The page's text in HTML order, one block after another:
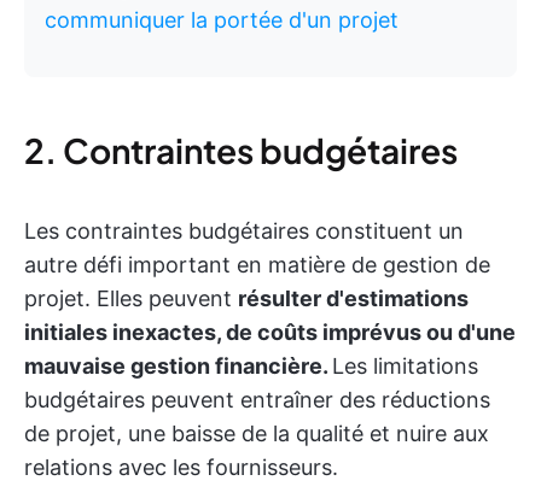
communiquer la portée d'un projet
2. Contraintes budgétaires
Les contraintes budgétaires constituent un
autre défi important en matière de gestion de
projet. Elles peuvent résulter d'estimations
initiales inexactes, de coûts imprévus ou d'une
mauvaise gestion financière. Les limitations
budgétaires peuvent entraîner des réductions
de projet, une baisse de la qualité et nuire aux
relations avec les fournisseurs.